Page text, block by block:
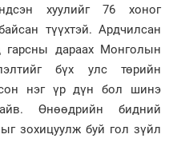
хуулийг 76 хоног
түүхтэй. Ардчилсан
гарсны дараах Монголын
бүх улс төрийн
нэг үр дүн бол шинэ
Өнөөдрийн бидний
зохицуулж буй гол зүйл